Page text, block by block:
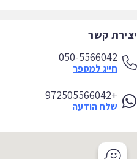
קשר
050-5566042
חייג למספר
+972505566042
שלח הודעה